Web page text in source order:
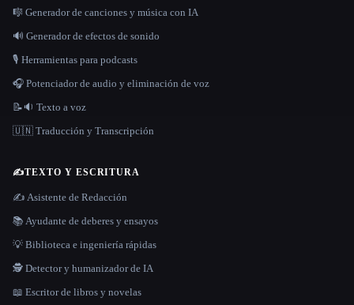
🎼 Generador de canciones y música con IA
🔊 Generador de efectos de sonido
🎙️ Herramientas para podcasts
🎧 Potenciador de audio y eliminación de voz
📝🔉 Texto a voz
🇺🇳 Traducción y Transcripción
✍️TEXTO Y ESCRITURA
✍️ Asistente de Redacción
📚 Ayudante de deberes y ensayos
💡 Biblioteca e ingeniería rápidas
🕵️ Detector y humanizador de IA
📖 Escritor de libros y novelas